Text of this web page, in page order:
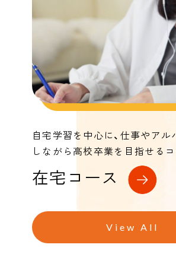
自宅学習を中心に、仕事やアル
しながら高校卒業を目指せる
在宅コース
View All